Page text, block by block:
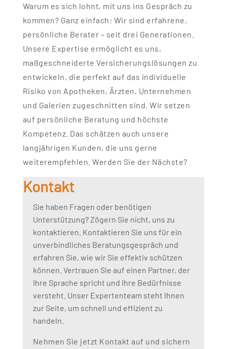
Warum es sich lohnt, mit uns ins Gespräch zu
kommen? Ganz einfach: Wir sind erfahrene,
persönliche Berater – seit drei Generationen.
Unsere Expertise ermöglicht es uns,
maßgeschneiderte Versicherungslösungen zu
entwickeln, die perfekt auf das individuelle
Risiko von Apotheken, Ärzten, Unternehmen
und Galerien zugeschnitten sind. Wir setzen
auf persönliche Beratung und höchste
Kompetenz. Das schätzen auch unsere
langjährigen Kunden, die uns gerne
weiterempfehlen. Werden Sie der Nächste?
Kontakt
Sie haben Fragen oder benötigen
Unterstützung? Zögern Sie nicht, uns zu
kontaktieren. Kontaktieren Sie uns für ein
unverbindliches Beratungsgespräch und
erfahren Sie, wie wir Sie effektiv schützen
können. Vertrauen Sie auf einen Partner, der
Ihre Sprache spricht und Ihre Bedürfnisse
versteht. Unser Expertenteam steht Ihnen
zur Seite, um schnell und effizient zu
handeln.
Nehmen Sie jetzt Kontakt auf und sichern